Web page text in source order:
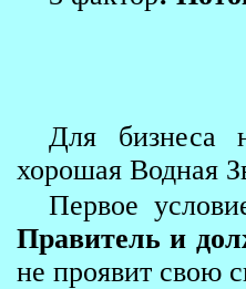
Для бизнеса
хорошая Водная
Первое
Правитель и
не проявит свою